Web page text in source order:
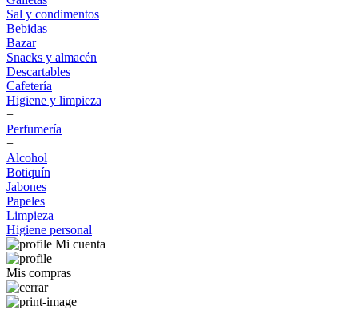
Sal y condimentos
Bebidas
Bazar
Snacks y almacén
Descartables
Cafetería
Higiene y limpieza
+
Perfumería
+
Alcohol
Botiquín
Jabones
Papeles
Limpieza
Higiene personal
Mi cuenta
Mis compras